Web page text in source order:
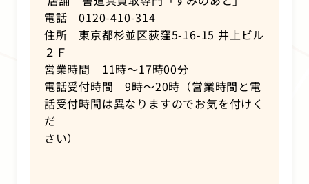
電話 0120-410-314
住所 東京都杉並区荻窪5-16-15 井上ビル
２Ｆ
営業時間 11時～17時00分
電話受付時間 9時～20時（営業時間と電
話受付時間は異なりますのでお気を付けく
だ
さい）